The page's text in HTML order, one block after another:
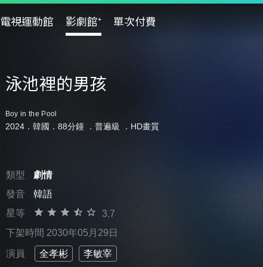
電視運動館 影劇館⁺ 單次付費
泳池裡的男孩
Boy in the Pool
2024．韓國．88分鐘 ． 普遍級 ．HD畫質
類型
劇情
發音
韓語
星等
3.7
下架時間 2030年05月29日
演員 全孝彬 李敏宰